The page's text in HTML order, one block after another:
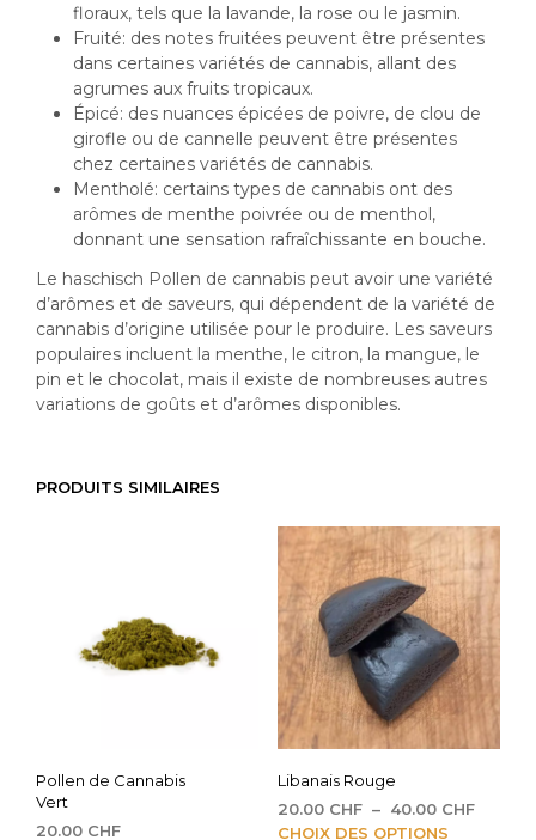
floraux, tels que la lavande, la rose ou le jasmin.
Fruité: des notes fruitées peuvent être présentes
dans certaines variétés de cannabis, allant des
agrumes aux fruits tropicaux.
Épicé: des nuances épicées de poivre, de clou de
girofle ou de cannelle peuvent être présentes
chez certaines variétés de cannabis.
Mentholé: certains types de cannabis ont des
arômes de menthe poivrée ou de menthol,
donnant une sensation rafraîchissante en bouche.
Le haschisch Pollen de cannabis peut avoir une variété
d’arômes et de saveurs, qui dépendent de la variété de
cannabis d’origine utilisée pour le produire. Les saveurs
populaires incluent la menthe, le citron, la mangue, le
pin et le chocolat, mais il existe de nombreuses autres
variations de goûts et d’arômes disponibles.
PRODUITS SIMILAIRES
Pollen de Cannabis
Vert
20.00 CHF
Libanais Rouge
20.00 CHF – 40.00 CHFPlage
CHOIX DES OPTIONS